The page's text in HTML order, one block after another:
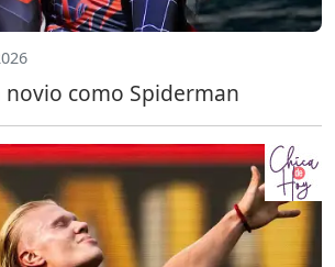
novio como Spiderman